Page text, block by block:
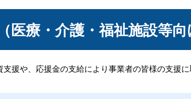
療・介護・福祉施設等向
援や、応援金の支給により事業者の皆様の支援に